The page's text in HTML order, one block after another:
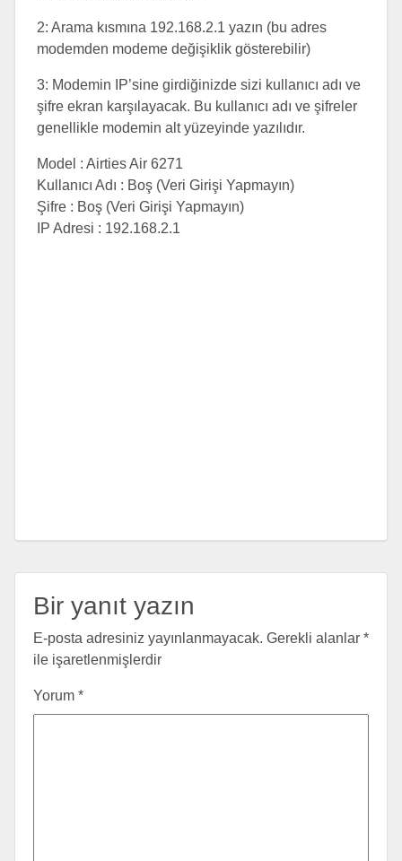
2: Arama kısmına 192.168.2.1 yazın (bu adres
modemden modeme değişiklik gösterebilir)
3: Modemin IP’sine girdiğinizde sizi kullanıcı adı ve
şifre ekran karşılayacak. Bu kullanıcı adı ve şifreler
genellikle modemin alt yüzeyinde yazılıdır.
Model : Airties Air 6271
Kullanıcı Adı : Boş (Veri Girişi Yapmayın)
Şifre : Boş (Veri Girişi Yapmayın)
IP Adresi : 192.168.2.1
Bir yanıt yazın
E-posta adresiniz yayınlanmayacak. Gerekli alanlar *
ile işaretlenmişlerdir
Yorum *